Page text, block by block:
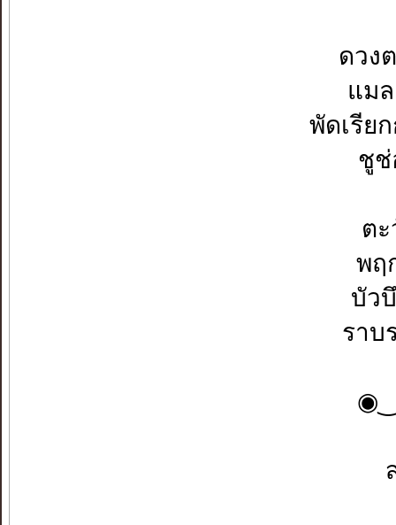
ดวง
แม
พัดเรีย
ชูช่
ต
พฤ
บัว
ราบ